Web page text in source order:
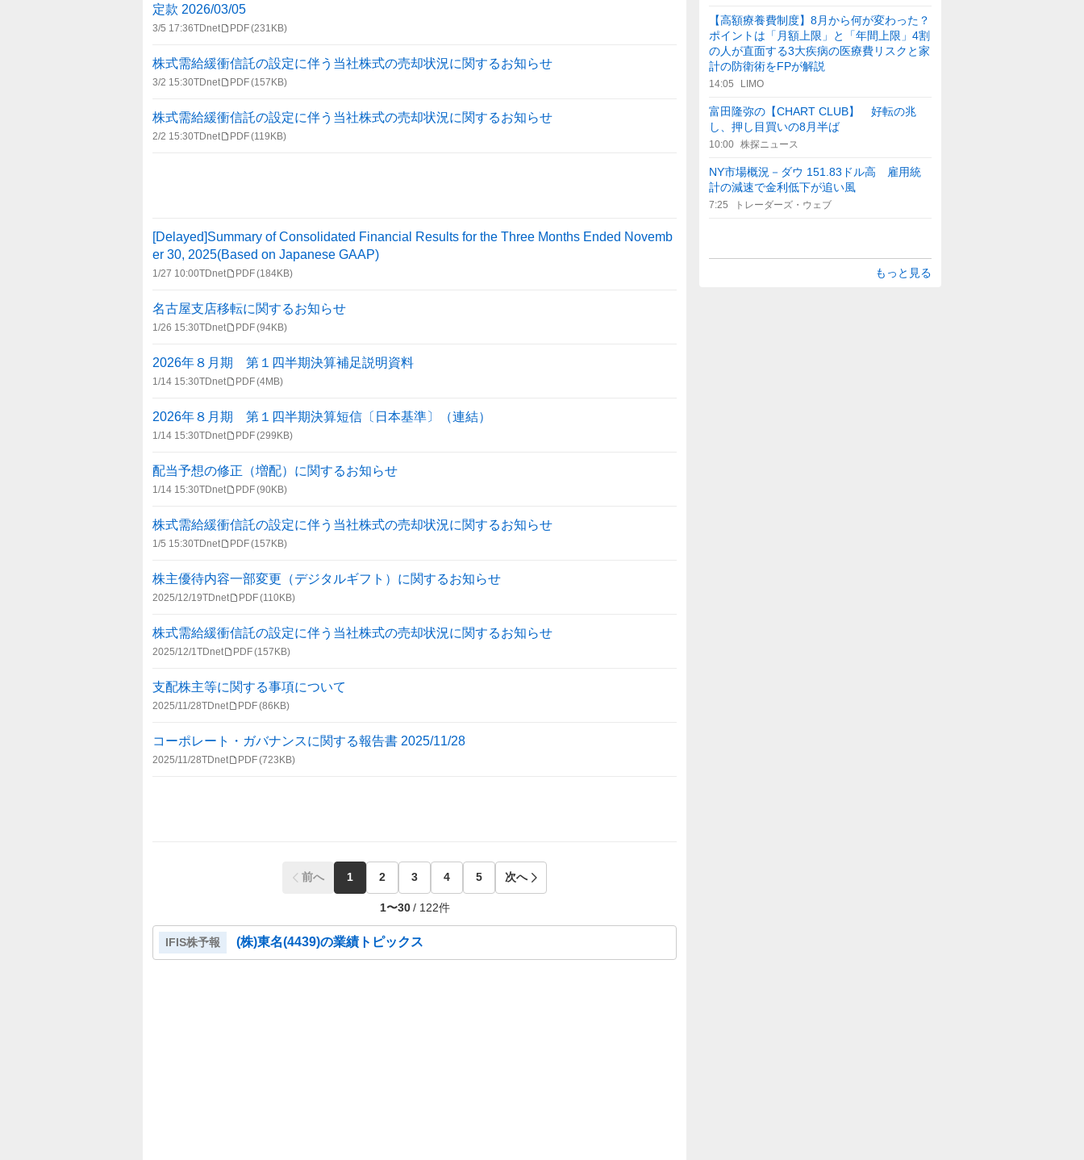
定款 2026/03/05
3/5 17:36TDnet PDF(231KB)
株式需給緩衝信託の設定に伴う当社株式の売却状況に関するお知らせ
3/2 15:30TDnet PDF(157KB)
株式需給緩衝信託の設定に伴う当社株式の売却状況に関するお知らせ
2/2 15:30TDnet PDF(119KB)
[Delayed]Summary of Consolidated Financial Results for the Three Months Ended Novemb
er 30, 2025(Based on Japanese GAAP)
1/27 10:00TDnet PDF(184KB)
名古屋支店移転に関するお知らせ
1/26 15:30TDnet PDF(94KB)
2026年８月期 第１四半期決算補足説明資料
1/14 15:30TDnet PDF(4MB)
2026年８月期 第１四半期決算短信〔日本基準〕（連結）
1/14 15:30TDnet PDF(299KB)
配当予想の修正（増配）に関するお知らせ
1/14 15:30TDnet PDF(90KB)
株式需給緩衝信託の設定に伴う当社株式の売却状況に関するお知らせ
1/5 15:30TDnet PDF(157KB)
株主優待内容一部変更（デジタルギフト）に関するお知らせ
2025/12/19TDnet PDF(110KB)
株式需給緩衝信託の設定に伴う当社株式の売却状況に関するお知らせ
2025/12/1 TDnet PDF(157KB)
支配株主等に関する事項について
2025/11/28TDnet PDF(86KB)
コーポレート・ガバナンスに関する報告書 2025/11/28
2025/11/28TDnet PDF(723KB)
前へ 1 2 3 4 5 次へ
1〜30 / 122件
IFIS株予報 (株)東名(4439)の業績トピックス
【高額療養費制度】8月から何が変わった？
ポイントは「月額上限」と「年間上限」4割
の人が直面する3大疾病の医療費リスクと家
計の防衛術をFPが解説
14:05 LIMO
富田隆弥の【CHART CLUB】 好転の兆
し、押し目買いの8月半ば
10:00 株探ニュース
NY市場概況－ダウ 151.83ドル高 雇用統
計の減速で金利低下が追い風
7:25 トレーダーズ・ウェブ
もっと見る